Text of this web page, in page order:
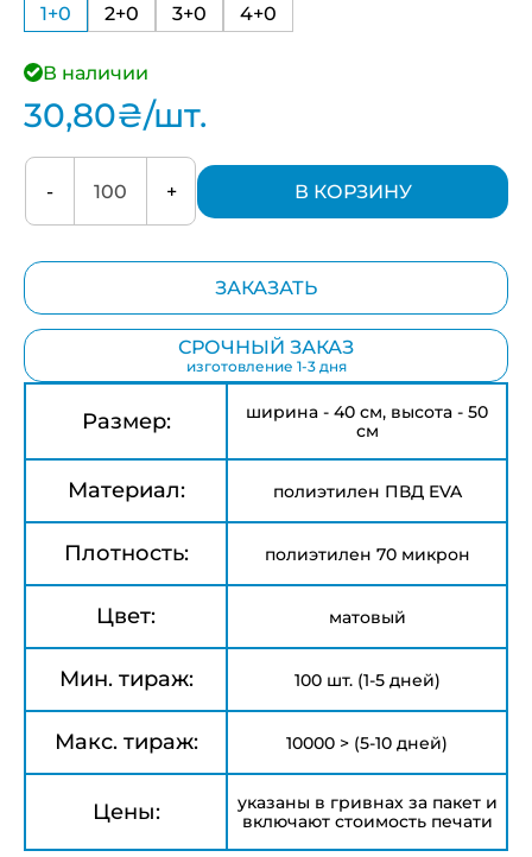
1+0 2+0 3+0 4+0
В наличии
30,80₴/шт.
- + В КОРЗИНУ
ЗАКАЗАТЬ
СРОЧНЫЙ ЗАКАЗ
изготовление 1-3 дня
Размер:
ширина - 40 см, высота - 50
см
Материал: полиэтилен ПВД EVA
Плотность: полиэтилен 70 микрон
Цвет: матовый
Мин. тираж: 100 шт. (1-5 дней)
Макс. тираж: 10000 > (5-10 дней)
Цены:
указаны в гривнах за пакет и
включают стоимость печати